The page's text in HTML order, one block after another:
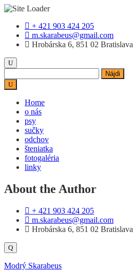
Skip
content
+ 421 903 424 205
m.skarabeus@gmail.com
Hrobárska 6, 851 02 Bratislava
Home
o nás
psy
sučky
odchov
šteniatka
fotogaléria
linky
About the Author
+ 421 903 424 205
m.skarabeus@gmail.com
Hrobárska 6, 851 02 Bratislava
Modrý Skarabeus